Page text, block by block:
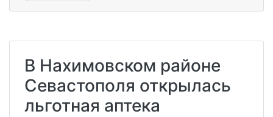
В Нахимовском районе
Севастополя открылась
льготная аптека